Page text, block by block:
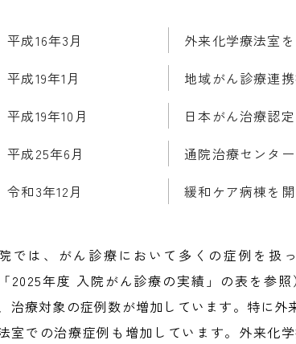
平成16年3月
外来化学療法室
平成19年1月
地域がん診療連
平成19年10月
日本がん治療認
平成25年6月
通院治療センタ
令和3年12月
緩和ケア病棟を
では、がん診療において多くの症例を扱
2025年度 入院がん診療の実績」の表を参
治療対象の症例数が増加しています。特に
室での治療症例も増加しています。外来化